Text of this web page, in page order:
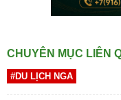
CHUYÊN MỤC LIÊN
#DU LỊCH NGA